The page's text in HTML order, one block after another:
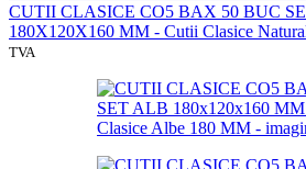
CUTII CLASICE CO5 BAX 50 BUC
180X120X160 MM - Cutii Clasice
TVA